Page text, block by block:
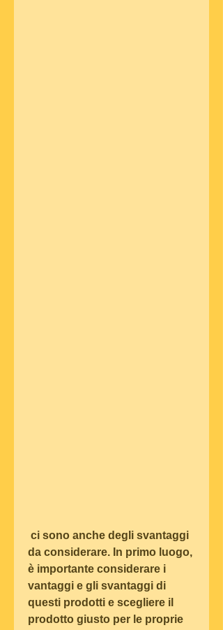
da considerare. In primo luogo,
è importante considerare i
vantaggi e gli svantaggi di
questi prodotti e scegliere il
prodotto giusto per le proprie